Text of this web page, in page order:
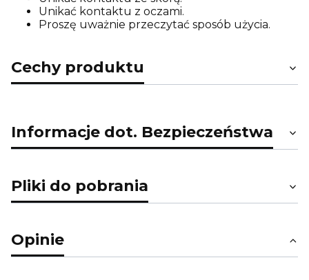
Unikać kontaktu z oczami.
Proszę uważnie przeczytać sposób użycia.
Cechy produktu
Informacje dot. Bezpieczeństwa
Pliki do pobrania
Opinie